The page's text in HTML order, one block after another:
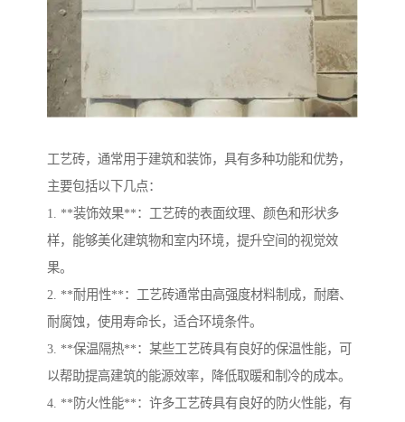
工艺砖，通常用于建筑和装饰，具有多种功能和优势，
主要包括以下几点：
1. **装饰效果**：工艺砖的表面纹理、颜色和形状多
样，能够美化建筑物和室内环境，提升空间的视觉效
果。
2. **耐用性**：工艺砖通常由高强度材料制成，耐磨、
耐腐蚀，使用寿命长，适合环境条件。
3. **保温隔热**：某些工艺砖具有良好的保温性能，可
以帮助提高建筑的能源效率，降低取暖和制冷的成本。
4. **防火性能**：许多工艺砖具有良好的防火性能，有